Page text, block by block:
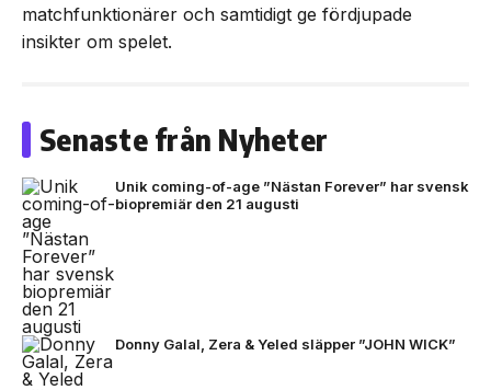
matchfunktionärer och samtidigt ge fördjupade
insikter om spelet.
Senaste från Nyheter
Unik coming-of-age ”Nästan Forever” har svensk
biopremiär den 21 augusti
Donny Galal, Zera & Yeled släpper ”JOHN WICK”